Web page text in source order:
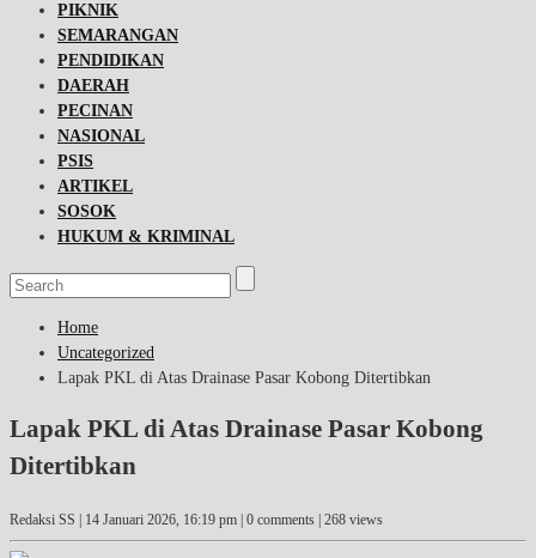
PIKNIK
SEMARANGAN
PENDIDIKAN
DAERAH
PECINAN
NASIONAL
PSIS
ARTIKEL
SOSOK
HUKUM & KRIMINAL
Home
Uncategorized
Lapak PKL di Atas Drainase Pasar Kobong Ditertibkan
Lapak PKL di Atas Drainase Pasar Kobong
Ditertibkan
Redaksi SS | 14 Januari 2026, 16:19 pm | 0 comments | 268 views